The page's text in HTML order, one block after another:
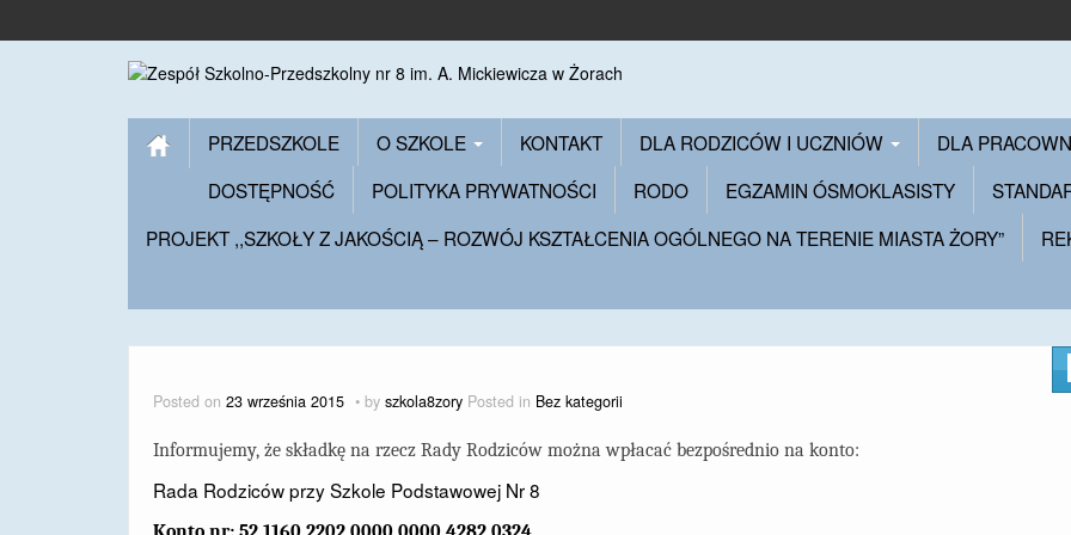
PRZEDSZKOLE O SZKOLE KONTAKT DLA RODZICÓW I UCZNIÓW DLA
DOSTĘPNOŚĆ
POLITYKA PRYWATNOŚCI RODO EGZAMIN ÓSMOKLASISTY
PROJEKT ,,SZKOŁY Z JAKOŚCIĄ – ROZWÓJ KSZTAŁCENIA OGÓLNEGO NA TERENIE MIASTA ŻORY”
Posted on 23 września 2015 by szkola8zory Posted in Bez kategorii
Informujemy, że składkę na rzecz Rady Rodziców można wpłacać bezpośrednio na konto:
Rada Rodziców przy Szkole Podstawowej Nr 8